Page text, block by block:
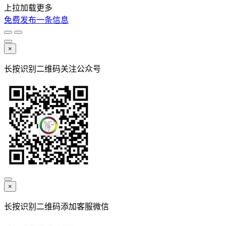
上拉加载更多
免费发布一条信息
×
长按识别二维码关注公众号
×
长按识别二维码添加客服微信